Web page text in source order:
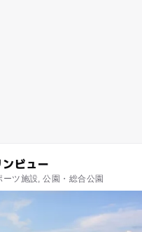
ビュー
ツ施設, 公園・総合公園